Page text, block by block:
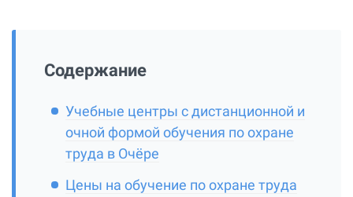
Содержание
Учебные центры с дистанционной и
очной формой обучения по охране
труда в Очёре
Цены на обучение по охране труда